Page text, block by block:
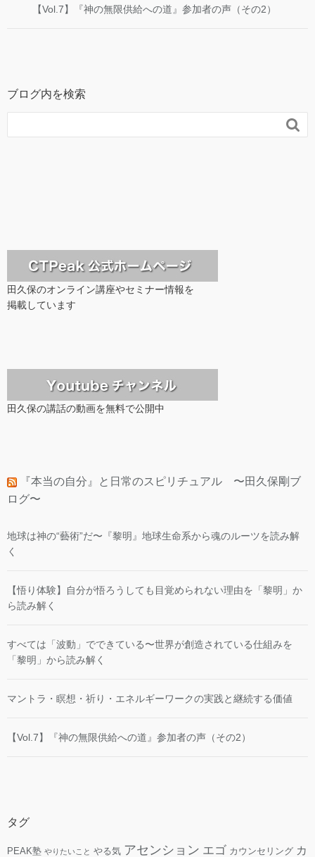
【Vol.7】『神の無限供給への道』参加者の声（その2）
ブログ内を検索

田久保のオンライン講座やセミナー情報を
掲載しています
田久保の講話の動画を無料で公開中
『本当の自分』と日常のスピリチュアル 〜田久保剛ブ
ログ〜
地球は神の“藝術”だ〜『黎明』地球生命系から魂のルーツを読み解
く
【悟り体験】自分が悟ろうしても目覚められない理由を「黎明」か
ら読み解く
すべては「波動」でできている〜世界が創造されている仕組みを
「黎明」から読み解く
マントラ・瞑想・祈り・エネルギーワークの実践と継続する価値
【Vol.7】『神の無限供給への道』参加者の声（その2）
タグ
PEAK塾 やりたいこと やる気 アセンション エゴ カウンセリング カ